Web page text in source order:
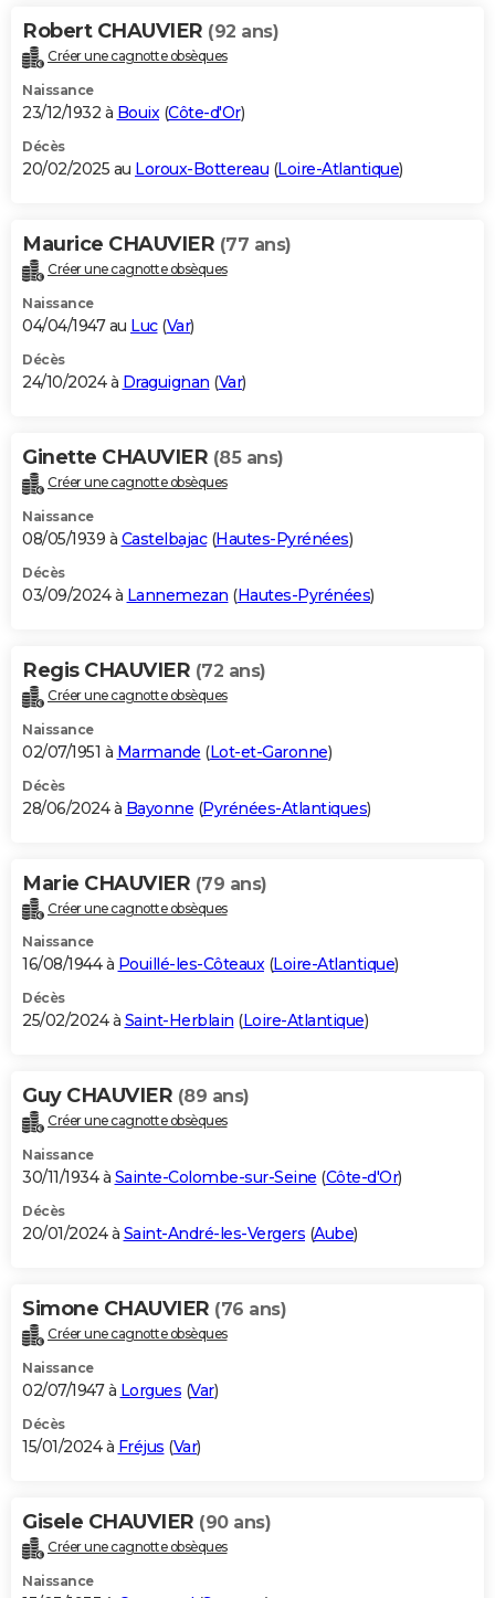
Robert CHAUVIER (92 ans)
Créer une cagnotte obsèques
Naissance
23/12/1932 à Bouix(Côte-d'Or)
Décès
20/02/2025 au Loroux-Bottereau (Loire-Atlantique)
Maurice CHAUVIER (77 ans)
Créer une cagnotte obsèques
Naissance
04/04/1947 au Luc(Var)
Décès
24/10/2024 à Draguignan (Var)
Ginette CHAUVIER (85 ans)
Créer une cagnotte obsèques
Naissance
08/05/1939 à Castelbajac(Hautes-Pyrénées)
Décès
03/09/2024 à Lannemezan (Hautes-Pyrénées)
Regis CHAUVIER (72 ans)
Créer une cagnotte obsèques
Naissance
02/07/1951 à Marmande (Lot-et-Garonne)
Décès
28/06/2024 à Bayonne (Pyrénées-Atlantiques)
Marie CHAUVIER (79 ans)
Créer une cagnotte obsèques
Naissance
16/08/1944 à Pouillé-les-Côteaux(Loire-Atlantique)
Décès
25/02/2024 à Saint-Herblain (Loire-Atlantique)
Guy CHAUVIER (89 ans)
Créer une cagnotte obsèques
Naissance
30/11/1934 à Sainte-Colombe-sur-Seine (Côte-d'Or)
Décès
20/01/2024 à Saint-André-les-Vergers (Aube)
Simone CHAUVIER (76 ans)
Créer une cagnotte obsèques
Naissance
02/07/1947 à Lorgues (Var)
Décès
15/01/2024 à Fréjus (Var)
Gisele CHAUVIER (90 ans)
Créer une cagnotte obsèques
Naissance